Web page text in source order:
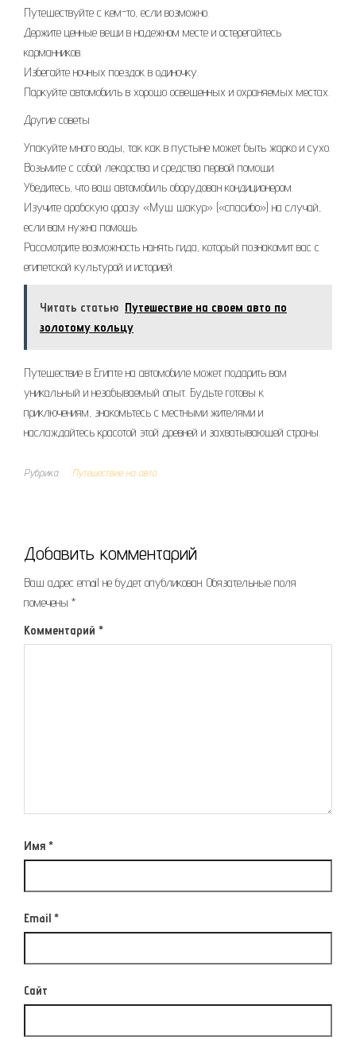
Путешествуйте с кем-то, если возможно.
Держите ценные вещи в надежном месте и остерегайтесь
карманников.
Избегайте ночных поездок в одиночку.
Паркуйте автомобиль в хорошо освещенных и охраняемых местах.
Другие советы
Упакуйте много воды, так как в пустыне может быть жарко и сухо.
Возьмите с собой лекарства и средства первой помощи.
Убедитесь, что ваш автомобиль оборудован кондиционером.
Изучите арабскую фразу «Муш шакур» («спасибо») на случай,
если вам нужна помощь.
Рассмотрите возможность нанять гида, который познакомит вас с
египетской культурой и историей.
Читать статью Путешествие на своем авто по
золотому кольцу
Путешествие в Египте на автомобиле может подарить вам
уникальный и незабываемый опыт. Будьте готовы к
приключениям, знакомьтесь с местными жителями и
наслаждайтесь красотой этой древней и захватывающей страны.
Рубрика Путешествие на авто
Добавить комментарий
Ваш адрес email не будет опубликован. Обязательные поля
помечены *
Комментарий *
Имя *
Email *
Сайт